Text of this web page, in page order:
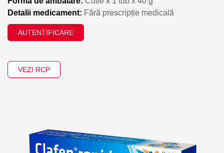
Detalii medicament: Fără prescripție medicală
AUTENTIFICARE
VEZI RCP